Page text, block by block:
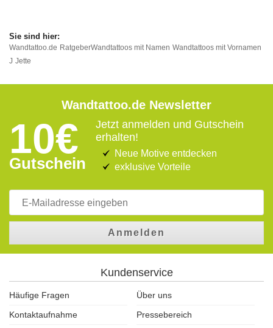
Wandtattoo.de RatgeberWandtattoos mit Namen Wandtattoos mit Vornamen
J Jette
Wandtattoo.de Newsletter
10€
Gutschein
Jetzt anmelden und Gutschein
erhalten!
Neue Motive entdecken
exklusive Vorteile
Anmelden
Kundenservice
Häufige Fragen
Über uns
Kontaktaufnahme
Pressebereich